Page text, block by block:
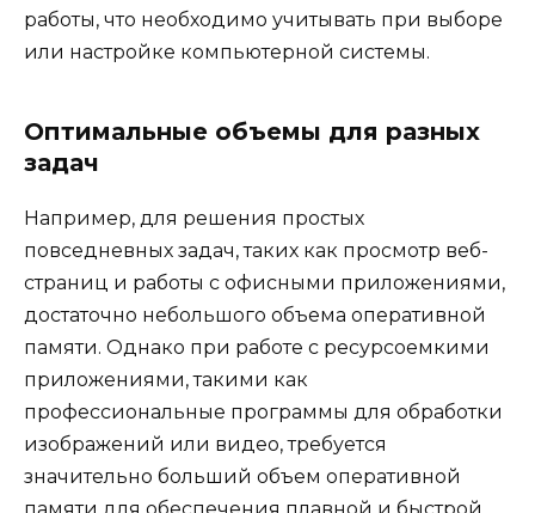
работы, что необходимо учитывать при выборе
или настройке компьютерной системы.
Оптимальные объемы для разных
задач
Например, для решения простых
повседневных задач, таких как просмотр веб-
страниц и работы с офисными приложениями,
достаточно небольшого объема оперативной
памяти. Однако при работе с ресурсоемкими
приложениями, такими как
профессиональные программы для обработки
изображений или видео, требуется
значительно больший объем оперативной